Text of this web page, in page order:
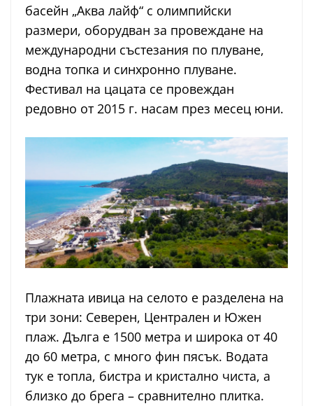
басейн „Аква лайф“ с олимпийски
размери, оборудван за провеждане на
международни състезания по плуване,
водна топка и синхронно плуване.
Фестивал на цацата се провеждан
редовно от 2015 г. насам през месец юни.
Плажната ивица на селото е разделена на
три зони: Северен, Централен и Южен
плаж. Дълга е 1500 метра и широка от 40
до 60 метра, с много фин пясък. Водата
тук е топла, бистра и кристално чиста, а
близко до брега – сравнително плитка.